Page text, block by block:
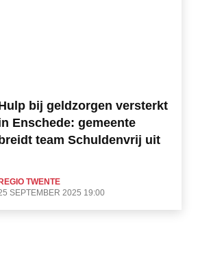
bij geldzorgen versterkt
Enschede: gemeente
breidt team Schuldenvrij uit
REGIO TWENTE
SEPTEMBER 2025 19:00